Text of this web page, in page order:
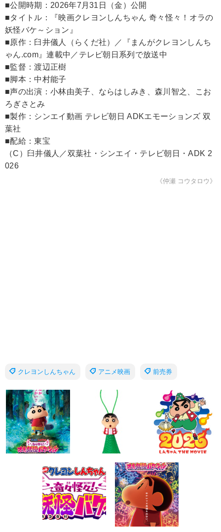
■公開時期：2026年7月31日（金）公開
■タイトル：『映画クレヨンしんちゃん 奇々怪々！オラの
妖怪バケ～ション』
■原作：臼井儀人（らくだ社）／『まんがクレヨンしんち
ゃん.com』連載中／テレビ朝日系列で放送中
■監督：渡辺正樹
■脚本：中村能子
■声の出演：小林由美子、ならはしみき、森川智之、こお
ろぎさとみ
■製作：シンエイ動画 テレビ朝日 ADKエモーションズ 双
葉社
■配給：東宝
（C）臼井儀人／双葉社・シンエイ・テレビ朝日・ADK 2
026
《仲瀬 コウタロウ》
クレヨンしんちゃん アニメ映画 前売券